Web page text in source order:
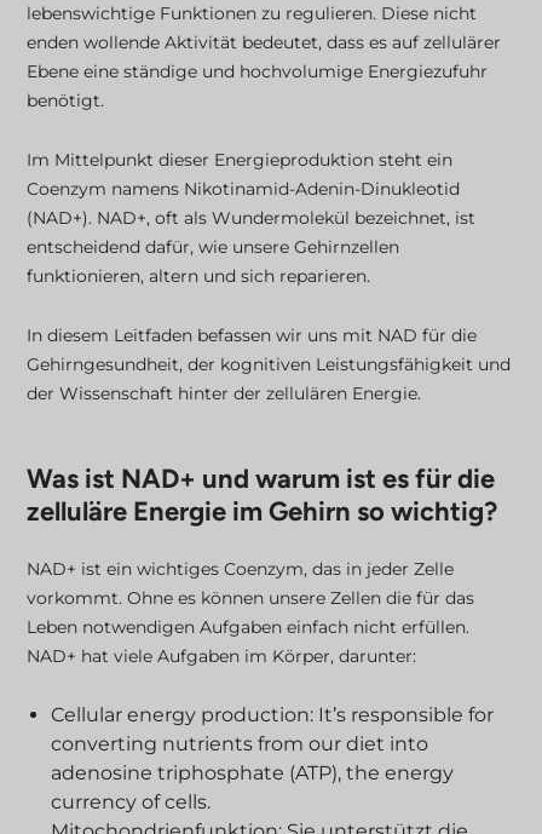
lebenswichtige Funktionen zu regulieren. Diese nicht
enden wollende Aktivität bedeutet, dass es auf zellulärer
Ebene eine ständige und hochvolumige Energiezufuhr
benötigt.
Im Mittelpunkt dieser Energieproduktion steht ein
Coenzym namens Nikotinamid-Adenin-Dinukleotid
(NAD+). NAD+, oft als Wundermolekül bezeichnet, ist
entscheidend dafür, wie unsere Gehirnzellen
funktionieren, altern und sich reparieren.
In diesem Leitfaden befassen wir uns mit NAD für die
Gehirngesundheit, der kognitiven Leistungsfähigkeit und
der Wissenschaft hinter der zellulären Energie.
Was ist NAD+ und warum ist es für die
zelluläre Energie im Gehirn so wichtig?
NAD+ ist ein wichtiges Coenzym, das in jeder Zelle
vorkommt. Ohne es können unsere Zellen die für das
Leben notwendigen Aufgaben einfach nicht erfüllen.
NAD+ hat viele Aufgaben im Körper, darunter:
Cellular energy production: It’s responsible for
converting nutrients from our diet into
adenosine triphosphate (ATP), the energy
currency of cells.